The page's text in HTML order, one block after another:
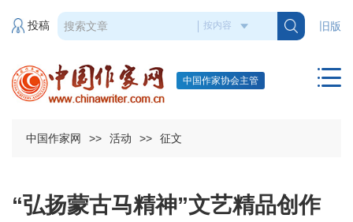
旧版
投稿
中国作家协会主管
中国作家网 >> 活动 >> 征文
“弘扬蒙古马精神”文艺精品创作